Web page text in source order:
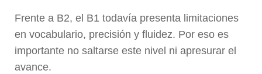
Frente a B2, el B1 todavía presenta limitaciones
en vocabulario, precisión y fluidez. Por eso es
importante no saltarse este nivel ni apresurar el
avance.